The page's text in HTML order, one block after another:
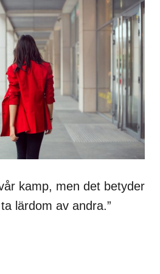
kamp, men det betyder
lärdom av andra.”